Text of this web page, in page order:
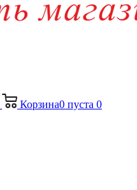
Корзина0 пуста 0